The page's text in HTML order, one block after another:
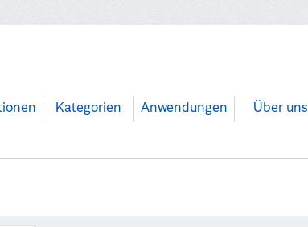
Kategorien Anwendungen Über uns